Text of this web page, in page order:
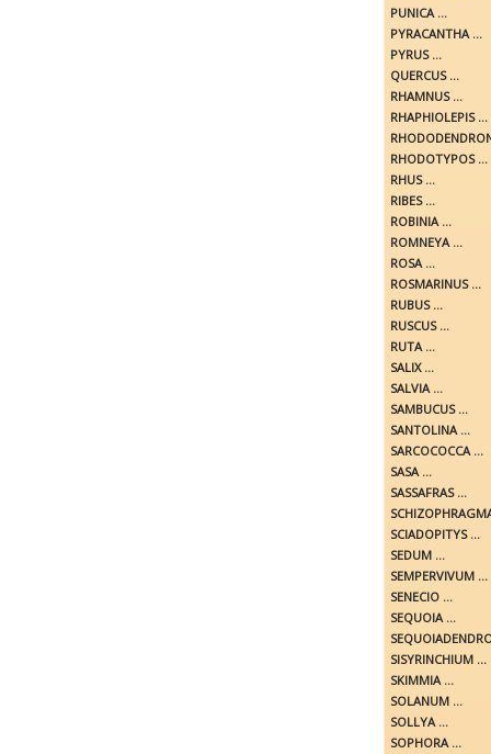
PUNICA ...
PYRACANTHA ...
PYRUS ...
QUERCUS ...
RHAMNUS ...
RHAPHIOLEPIS ...
RHODOTYPOS ...
RHUS ...
RIBES ...
ROBINIA ...
ROMNEYA ...
ROSA ...
ROSMARINUS ...
RUBUS ...
RUSCUS ...
RUTA ...
SALIX ...
SALVIA ...
SAMBUCUS ...
SANTOLINA ...
SARCOCOCCA ...
SASA ...
SASSAFRAS ...
SCIADOPITYS ...
SEDUM ...
SEMPERVIVUM ...
SENECIO ...
SEQUOIA ...
SISYRINCHIUM ...
SKIMMIA ...
SOLANUM ...
SOLLYA ...
SOPHORA ...